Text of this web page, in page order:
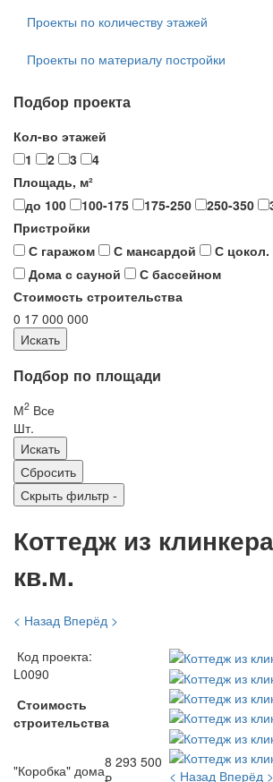
Проекты по количеству этажей
Проекты по материалу постройки
Подбор проекта
Кол-во этажей
1
2 3
4
Площадь, м²
до 100
100-175 175-250 250-350
Пристройки
С гаражом
С мансардой
С цокол.
Дома с сауной
С бассейном
Стоимость строительства
0 17 000 000
Подбор по площади
М2 Все
Шт.
Скрыть фильтр -
Коттедж из
кв.м.
< Назад Вперёд >
Код проекта:
L0090
Стоимость
строительства
"Коробка" дома8 293 500
< Назад Вперёд >